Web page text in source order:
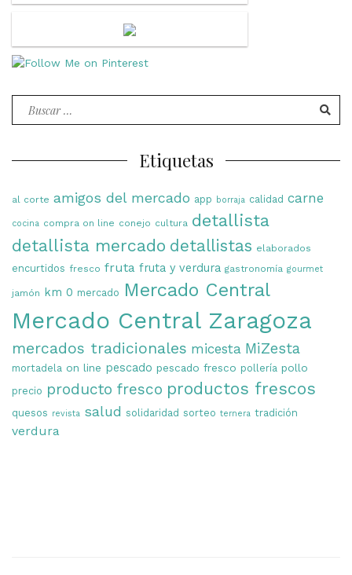
Buscar
Etiquetas
al corte amigos del mercado app borraja calidad carne
cocina compra on line conejo cultura detallista
detallista mercado detallistas elaborados
encurtidos fresco fruta fruta y verdura gastronomía gourmet
jamón km 0 mercado Mercado Central
Mercado Central Zaragoza
mercados tradicionales micesta MiZesta
mortadela on line pescado pescado fresco pollería pollo
precio producto fresco productos frescos
quesos revista salud solidaridad sorteo ternera tradición
verdura